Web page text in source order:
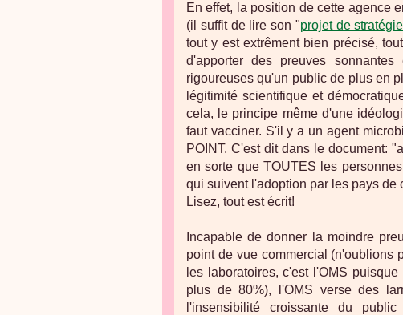
En effet, la position de cette agence
(il suffit de lire son "projet de
tout y est extrêment bien précisé,
d'apporter des preuves
rigoureuses qu'un public de plus en
légitimité scientifique et
cela, le principe même d'une
faut vacciner. S'il y a un agent
POINT. C'est dit dans le document:
en sorte que TOUTES les
qui suivent l'adoption par les pays de
Lisez, tout est écrit!
Incapable de donner la moindre
point de vue commercial (n'oublions
les laboratoires, c'est l'OMS
plus de 80%), l'OMS verse des
l'insensibilité croissante du